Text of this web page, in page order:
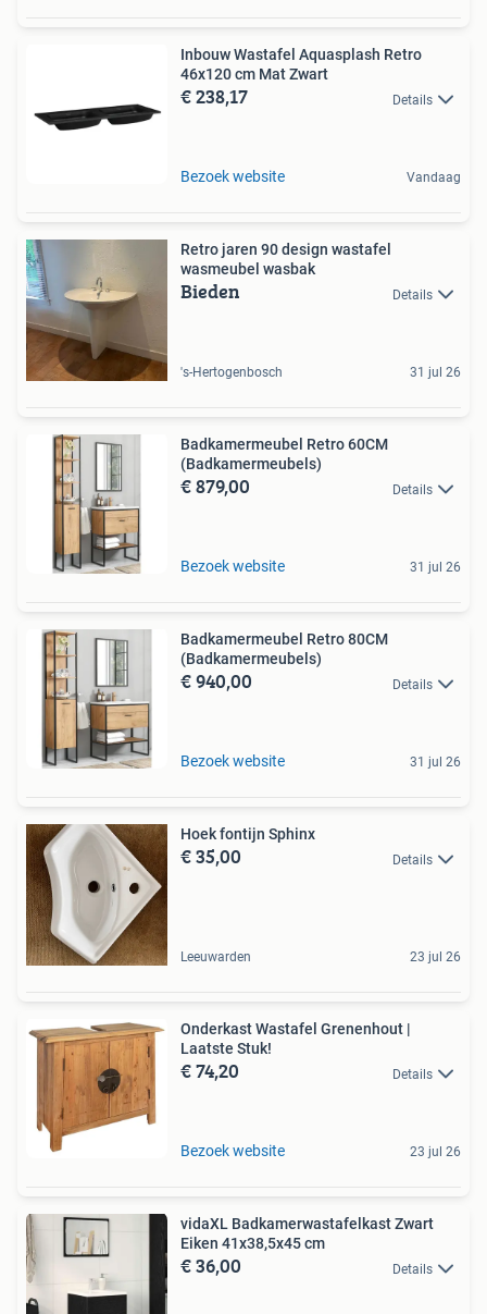
Inbouw Wastafel Aquasplash Retro
46x120 cm Mat Zwart
€ 238,17 Details
Bezoek website Vandaag
Retro jaren 90 design wastafel
wasmeubel wasbak
Bieden Details
's-Hertogenbosch 31 jul 26
Badkamermeubel Retro 60CM
(Badkamermeubels)
€ 879,00 Details
Bezoek website 31 jul 26
Badkamermeubel Retro 80CM
(Badkamermeubels)
€ 940,00 Details
Bezoek website 31 jul 26
Hoek fontijn Sphinx
€ 35,00 Details
Leeuwarden 23 jul 26
Onderkast Wastafel Grenenhout |
Laatste Stuk!
€ 74,20 Details
Bezoek website 23 jul 26
vidaXL Badkamerwastafelkast Zwart
Eiken 41x38,5x45 cm
€ 36,00 Details